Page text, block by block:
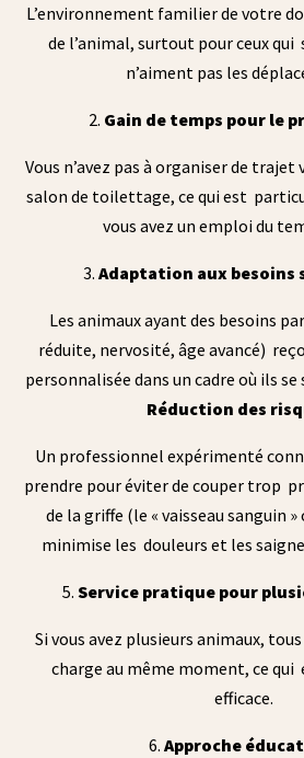
L’environnement familier de votre
de l’animal, surtout pour ceux qui
n’aiment pas les
Gain de temps pour le
Vous n’avez pas à organiser de trajet
salon de toilettage, ce qui est
vous avez un emploi du
Adaptation aux besoins
Les animaux ayant des besoins
réduite, nervosité, âge avancé)
personnalisée dans un cadre où ils
Réduction des
Un professionnel expérimenté
prendre pour éviter de couper trop
de la griffe (le « vaisseau sanguin
minimise les douleurs et les
Service pratique pour
Si vous avez plusieurs animaux,
charge au même moment, ce qui
efficace.
Approche